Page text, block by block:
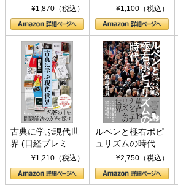
トランプとBRICS
の挑戦
¥1,870（税込）
下、ソ連参戦、そ
して聖断 (PHP新
書)
¥1,100（税込）
古典に学ぶ現代世
界 (日経プレミア
シリーズ)¥1,210（税込）
ルペンと極右ポピ
ュリズムの時代：
〈ヤヌス〉の二つ
の顔
¥2,750（税込）